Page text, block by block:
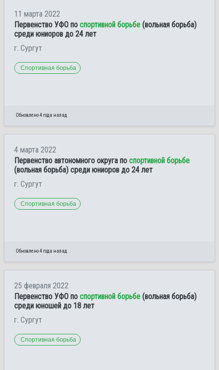
11 марта 2022
Первенство УФО по спортивной борьбе (вольная борьба)
среди юниоров до 24 лет
г. Сургут
Спортивная борьба
Обновлено 4 года назад
4 марта 2022
Первенство автономного округа по спортивной борьбе
(вольная борьба) среди юниоров до 24 лет
г. Сургут
Спортивная борьба
Обновлено 4 года назад
25 февраля 2022
Первенство УФО по спортивной борьбе (вольная борьба)
среди юношей до 18 лет
г. Сургут
Спортивная борьба